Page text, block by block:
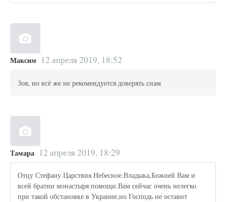
Максим 12 апреля 2019, 18:52
Зоя, но всё же не рекомендуется доверять снам
Тамара 12 апреля 2019, 18:29
Отцу Стефану Царствия Небесное.Владыка,Божией Вам и
всей братии монастыря помощи.Вам сейчас очень нелегко
при такой обстановке в Украине,но Господь не оставит